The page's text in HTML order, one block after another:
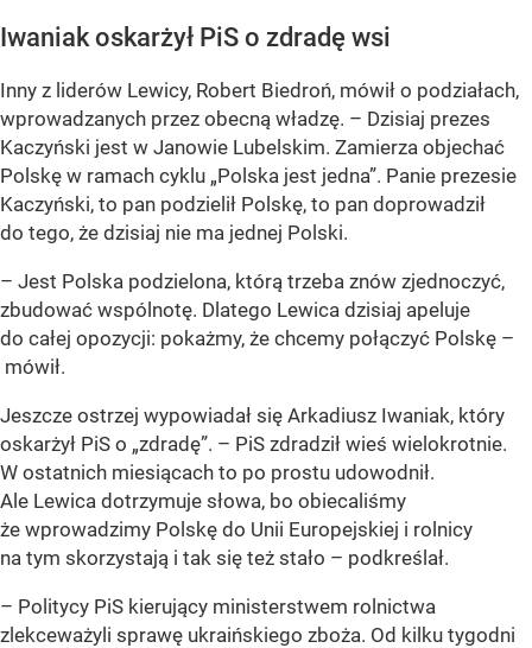
Iwaniak oskarżył PiS o zdradę wsi
Inny z liderów Lewicy, Robert Biedroń, mówił o podziałach,
wprowadzanych przez obecną władzę. – Dzisiaj prezes
Kaczyński jest w Janowie Lubelskim. Zamierza objechać
Polskę w ramach cyklu „Polska jest jedna”. Panie prezesie
Kaczyński, to pan podzielił Polskę, to pan doprowadził
do tego, że dzisiaj nie ma jednej Polski.
– Jest Polska podzielona, którą trzeba znów zjednoczyć,
zbudować wspólnotę. Dlatego Lewica dzisiaj apeluje
do całej opozycji: pokażmy, że chcemy połączyć Polskę –
mówił.
Jeszcze ostrzej wypowiadał się Arkadiusz Iwaniak, który
oskarżył PiS o „zdradę”. – PiS zdradził wieś wielokrotnie.
W ostatnich miesiącach to po prostu udowodnił.
Ale Lewica dotrzymuje słowa, bo obiecaliśmy
że wprowadzimy Polskę do Unii Europejskiej i rolnicy
na tym skorzystają i tak się też stało – podkreślał.
– Politycy PiS kierujący ministerstwem rolnictwa
zlekceważyli sprawę ukraińskiego zboża. Od kilku tygodni